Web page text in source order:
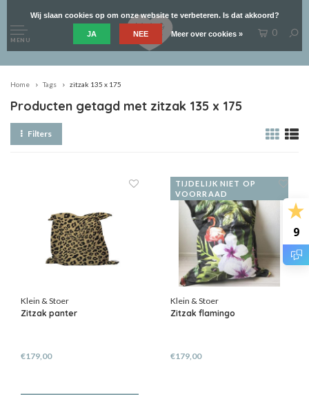
9
MENU
0
Home Tags zitzak 135 x 175
Producten getagd met zitzak 135 x 175
Filters
Klein & Stoer
Zitzak panter
€179,00
TIJDELIJK NIET OP
VOORRAAD
Klein & Stoer
Zitzak flamingo
€179,00
Wij slaan cookies op om onze website te verbeteren. Is dat akkoord?
JA NEE Meer over cookies »